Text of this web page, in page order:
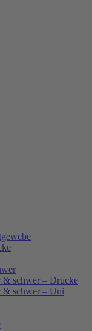
& schwer – Drucke
& schwer – Uni